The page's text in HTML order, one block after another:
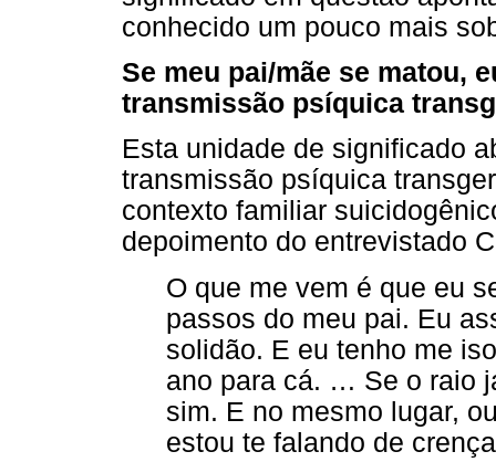
conhecido um pouco mais
Se meu pai/mãe se matou,
transmissão psíquica
Esta unidade de significado
transmissão psíquica
contexto familiar
depoimento do entrevistado
O que me vem é que eu
passos do meu pai. Eu
solidão. E eu tenho me
ano para cá. … Se o raio
sim. E no mesmo lugar,
estou te falando de